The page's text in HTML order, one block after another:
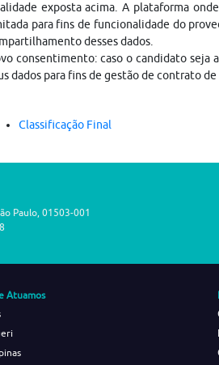
exposta acima. A plataforma
para fins de funcionalidade do
desses dados.
consentimento: caso o candidato seja
dados para fins de gestão de contrato de
Classificação Final
Paulo, 01503-001
Atuamos